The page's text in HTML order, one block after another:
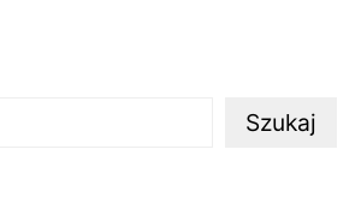
Szukaj